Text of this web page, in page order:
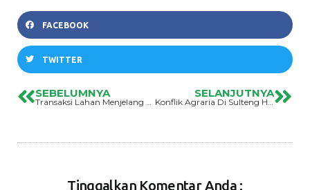
FACEBOOK
TWITTER
SEBELUMNYA
Transaksi Lahan Menjelang Pemilu “Ilusi Kesejahteraan Sebuah Kampanye Politik”
SELANJUTNYA
Konflik Agraria Di Sulteng Harus Dituntaskan
Tinggalkan Komentar Anda :